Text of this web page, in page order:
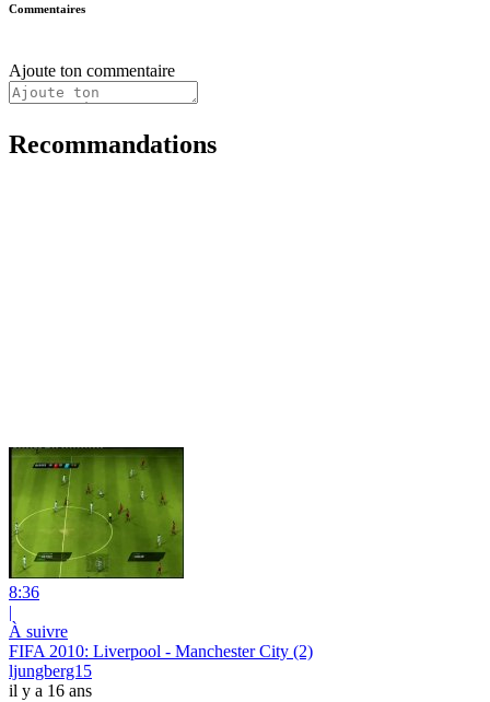
Commentaires
Ajoute ton commentaire
Recommandations
8:36
|
À suivre
FIFA 2010: Liverpool - Manchester City (2)
ljungberg15
il y a 16 ans